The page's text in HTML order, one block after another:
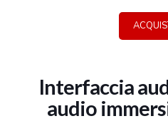
Interfaccia
audio